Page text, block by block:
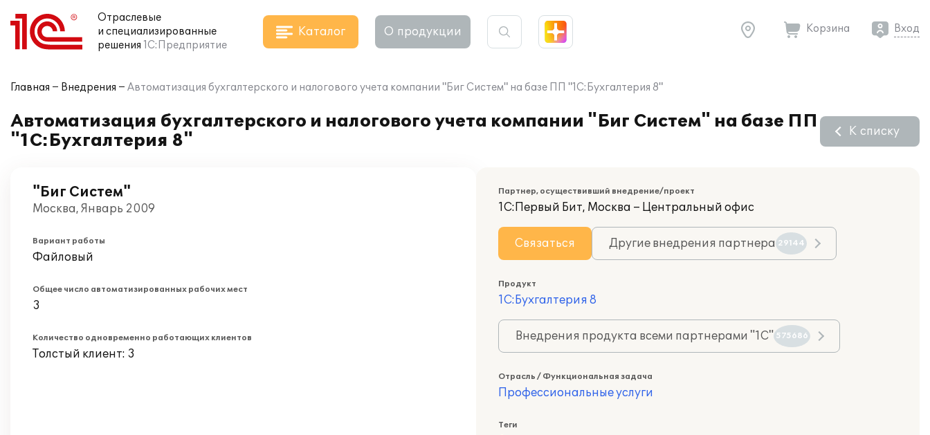
Отраслевые
и специализированные
решения 1С:Предприятие
Каталог О продукции Корзина Вход
Главная Внедрения Автоматизация бухгалтерского и налогового учета компании "Биг Систем" на базе ПП "1С:Бухгалтерия 8"
Автоматизация бухгалтерского и налогового учета компании "Биг Систем" на базе ПП
"1С:Бухгалтерия 8"
К списку
"Биг Систем"
Москва, Январь 2009
Вариант работы
Файловый
Общее число автоматизированных рабочих мест
3
Количество одновременно работающих клиентов
Толстый клиент: 3
Партнер, осуществивший внедрение/проект
1С:Первый Бит, Москва – Центральный офис
Связаться Другие внедрения партнера 29144
Продукт
1С:Бухгалтерия 8
Внедрения продукта всеми партнерами "1С" 575686
Отрасль / Функциональная задача
Профессиональные услуги
Теги